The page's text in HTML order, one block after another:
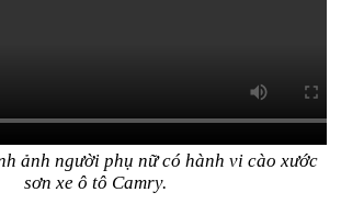
ảnh người phụ nữ có hành vi cào xước
sơn xe ô tô Camry.